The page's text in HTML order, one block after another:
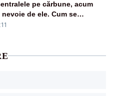
pe cărbune, acum
de ele. Cum se
în plină criză energetică